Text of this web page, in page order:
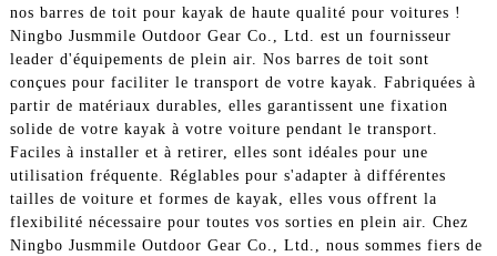
nos barres de toit pour kayak de haute qualité pour voitures !
Ningbo Jusmmile Outdoor Gear Co., Ltd. est un fournisseur
leader d'équipements de plein air. Nos barres de toit sont
conçues pour faciliter le transport de votre kayak. Fabriquées à
partir de matériaux durables, elles garantissent une fixation
solide de votre kayak à votre voiture pendant le transport.
Faciles à installer et à retirer, elles sont idéales pour une
utilisation fréquente. Réglables pour s'adapter à différentes
tailles de voiture et formes de kayak, elles vous offrent la
flexibilité nécessaire pour toutes vos sorties en plein air. Chez
Ningbo Jusmmile Outdoor Gear Co., Ltd., nous sommes fiers de